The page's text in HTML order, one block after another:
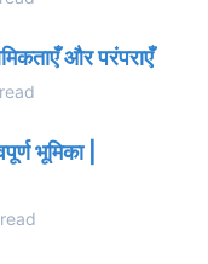
और परंपराएँ
भूमिका |